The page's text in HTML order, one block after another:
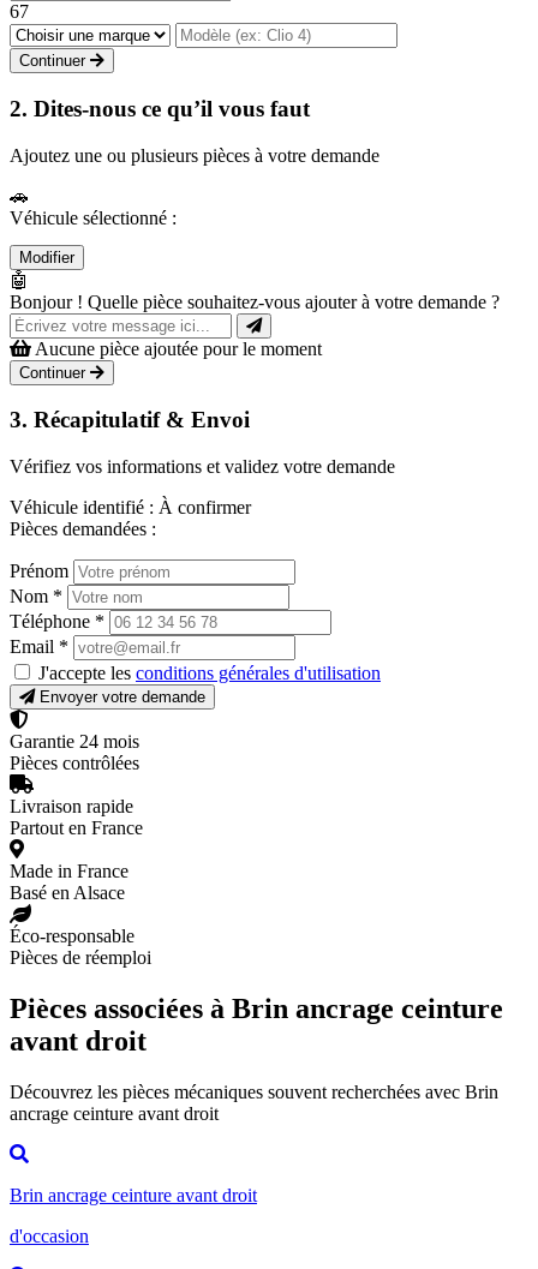
67
Continuer
2. Dites-nous ce qu’il vous faut
Ajoutez une ou plusieurs pièces à votre demande
🚗
Véhicule sélectionné :
Modifier
🤖
Bonjour ! Quelle pièce souhaitez-vous ajouter à votre demande ?
Aucune pièce ajoutée pour le moment
Continuer
3. Récapitulatif & Envoi
Vérifiez vos informations et validez votre demande
Véhicule identifié : À confirmer
Pièces demandées :
Prénom
Nom *
Téléphone *
Email *
J'accepte les conditions générales d'utilisation
Envoyer votre demande
Garantie 24 mois
Pièces contrôlées
Livraison rapide
Partout en France
Made in France
Basé en Alsace
Éco-responsable
Pièces de réemploi
Pièces associées à Brin ancrage ceinture
avant droit
Découvrez les pièces mécaniques souvent recherchées avec Brin
ancrage ceinture avant droit
Brin ancrage ceinture avant droit
d'occasion